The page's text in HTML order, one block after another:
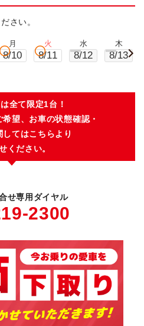
さい。
月
8/10
火
8/11
水
8/12
木
8/13
全て限定1台！
望、お車の状態確認・
てはこちらより
ください。
せ専用ダイヤル
2300